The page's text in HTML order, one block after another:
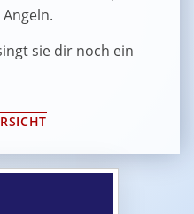
sie dir noch ein